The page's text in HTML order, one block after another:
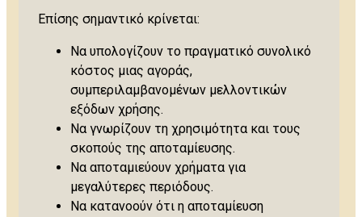
Επίσης σημαντικό κρίνεται:
Να υπολογίζουν το πραγματικό συνολικό
κόστος μιας αγοράς,
συμπεριλαμβανομένων μελλοντικών
εξόδων χρήσης.
Να γνωρίζουν τη χρησιμότητα και τους
σκοπούς της αποταμίευσης.
Να αποταμιεύουν χρήματα για
μεγαλύτερες περιόδους.
Να κατανοούν ότι η αποταμίευση